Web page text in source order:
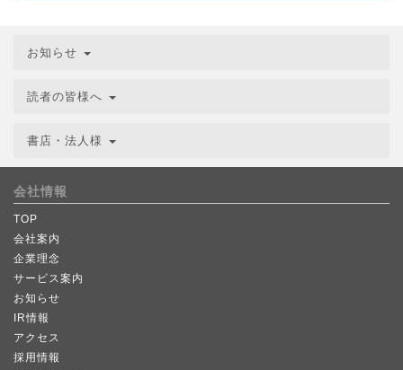
お知らせ
読者の皆様へ
書店・法人様
会社情報
TOP
会社案内
企業理念
サービス案内
お知らせ
IR情報
アクセス
採用情報